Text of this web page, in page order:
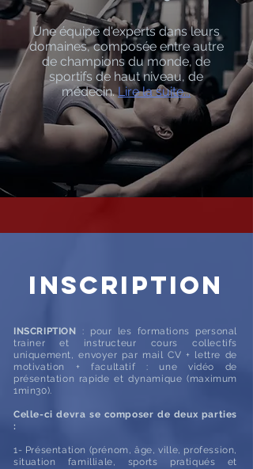
Une équipe d'experts dans leurs
domaines, composée entre autre
de champions du monde, de
sportifs de haut niveau, de
médecin.Lire la suite...
inscription
INSCRIPTION : pour les formations personal
trainer et instructeur cours collectifs
uniquement, envoyer par mail CV + lettre de
motivation + facultatif : une vidéo de
présentation rapide et dynamique (maximum
1min30).
Celle-ci devra se composer de deux parties
:
1- Présentation (prénom, âge, ville, profession,
situation familliale, sports pratiqués et